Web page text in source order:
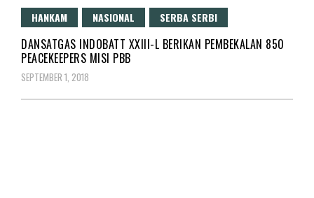
HANKAM NASIONAL SERBA SERBI
DANSATGAS INDOBATT XXIII-L BERIKAN PEMBEKALAN 850
PEACEKEEPERS MISI PBB
SEPTEMBER 1, 2018